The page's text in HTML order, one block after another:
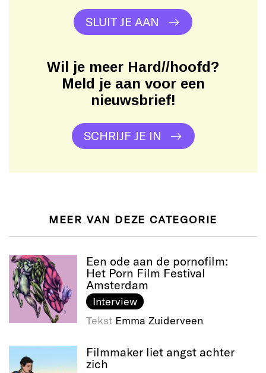
SLUIT JE AAN
Wil je meer Hard//hoofd?
Meld je aan voor een
nieuwsbrief!
SCHRIJF JE IN
MEER VAN DEZE CATEGORIE
Een ode aan de pornofilm:
Het Porn Film Festival
Amsterdam
Interview
Tekst Emma Zuiderveen
Filmmaker liet angst achter
zich